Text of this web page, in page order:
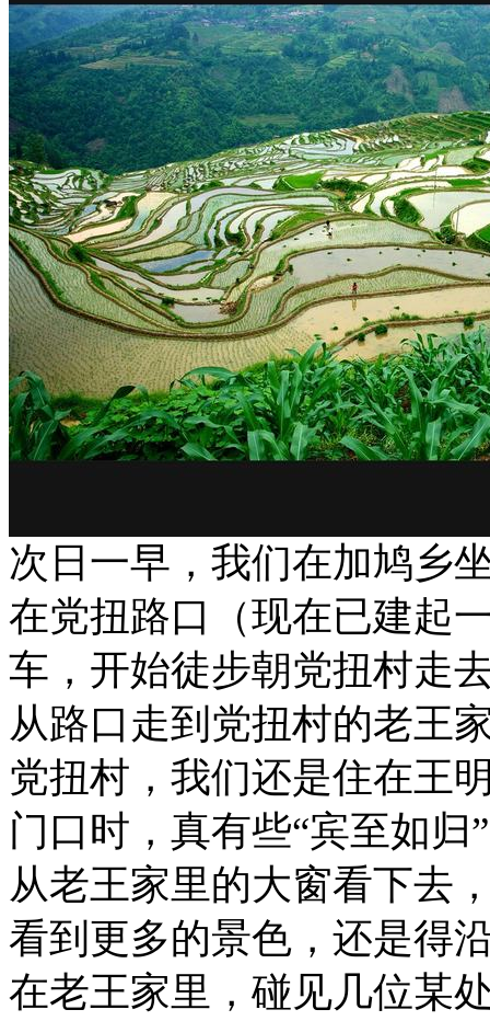
次日一早，我们在加鸠乡
在党扭路口（现在已建起
车，开始徒步朝党扭村走
从路口走到党扭村的老王
党扭村，我们还是住在王
门口时，真有些“宾至如归
从老王家里的大窗看下去
看到更多的景色，还是得
在老王家里，碰见几位某